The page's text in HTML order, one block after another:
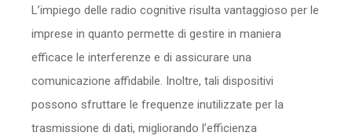
L’impiego delle radio cognitive risulta vantaggioso per le
imprese in quanto permette di gestire in maniera
efficace le interferenze e di assicurare una
comunicazione affidabile. Inoltre, tali dispositivi
possono sfruttare le frequenze inutilizzate per la
trasmissione di dati, migliorando l’efficienza